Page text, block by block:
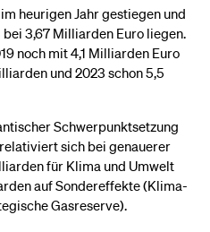
heurigen Jahr gestiegen und
3,67 Milliarden Euro liegen.
noch mit 4,1 Milliarden Euro
und 2023 schon 5,5
Schwerpunktsetzung
sich bei genauerer
für Klima und Umwelt
auf Sondereffekte (Klima-
Gasreserve).